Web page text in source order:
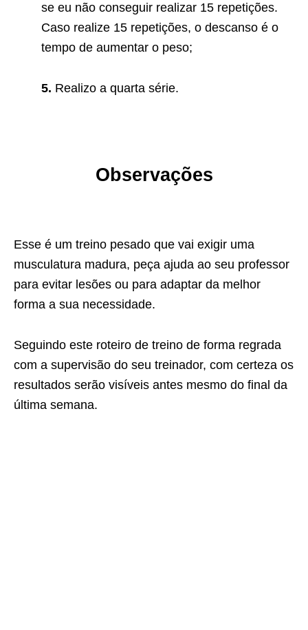
se eu não conseguir realizar 15 repetições.
Caso realize 15 repetições, o descanso é o
tempo de aumentar o peso;
5. Realizo a quarta série.
Observações
Esse é um treino pesado que vai exigir uma
musculatura madura, peça ajuda ao seu professor
para evitar lesões ou para adaptar da melhor
forma a sua necessidade.
Seguindo este roteiro de treino de forma regrada
com a supervisão do seu treinador, com certeza os
resultados serão visíveis antes mesmo do final da
última semana.